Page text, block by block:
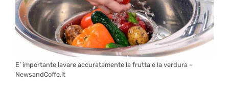
E’ importante lavare accuratamente la frutta e la verdura –
NewsandCoffe.it